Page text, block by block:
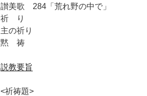
讃美歌 284「荒れ野の中で」
祈 り
主の祈り
黙 祷
説教要旨
<祈祷題>